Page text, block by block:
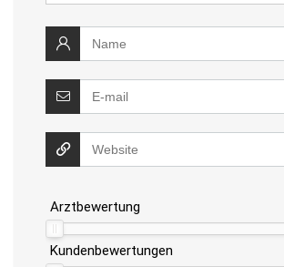
Arztbewertung
Kundenbewertungen